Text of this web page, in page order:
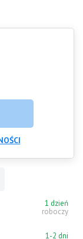
1 dzień
roboczy
1-2 dni